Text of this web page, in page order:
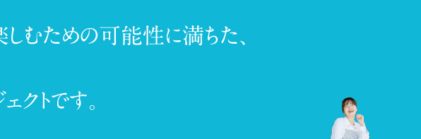
むための可能性に満ちた、
クトです。